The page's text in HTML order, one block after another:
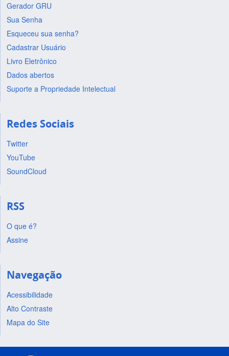
Gerador GRU
Sua Senha
Esqueceu sua senha?
Cadastrar Usuário
Livro Eletrônico
Dados abertos
Suporte a Propriedade Intelectual
Redes Sociais
Twitter
YouTube
SoundCloud
RSS
O que é?
Assine
Navegação
Acessibilidade
Alto Contraste
Mapa do Site